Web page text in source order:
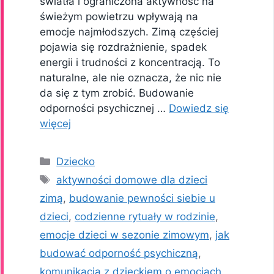
świeżym powietrzu wpływają na
emocje najmłodszych. Zimą częściej
pojawia się rozdrażnienie, spadek
energii i trudności z koncentracją. To
naturalne, ale nie oznacza, że nic nie
da się z tym zrobić. Budowanie
odporności psychicznej … Dowiedz się
więcej
Kategorie
Dziecko
Tagi
aktywności domowe dla dzieci
zimą, budowanie pewności siebie u
dzieci, codzienne rytuały w rodzinie,
emocje dzieci w sezonie zimowym, jak
budować odporność psychiczną,
komunikacja z dzieckiem o emocjach